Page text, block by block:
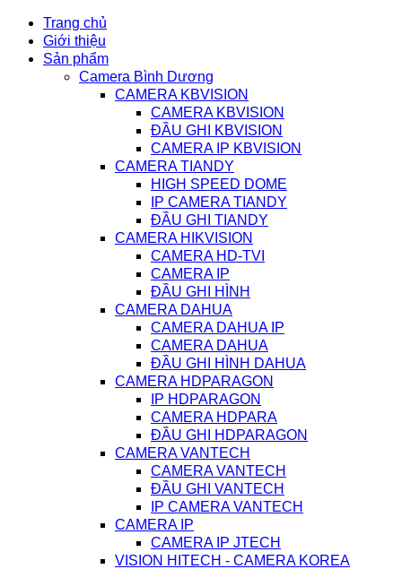
Trang chủ
Giới thiệu
Sản phẩm
Camera Bình Dương
CAMERA KBVISION
CAMERA KBVISION
ĐẦU GHI KBVISION
CAMERA IP KBVISION
CAMERA TIANDY
HIGH SPEED DOME
IP CAMERA TIANDY
ĐẦU GHI TIANDY
CAMERA HIKVISION
CAMERA HD-TVI
CAMERA IP
ĐẦU GHI HÌNH
CAMERA DAHUA
CAMERA DAHUA IP
CAMERA DAHUA
ĐẦU GHI HÌNH DAHUA
CAMERA HDPARAGON
IP HDPARAGON
CAMERA HDPARA
ĐẦU GHI HDPARAGON
CAMERA VANTECH
CAMERA VANTECH
ĐẦU GHI VANTECH
IP CAMERA VANTECH
CAMERA IP
CAMERA IP JTECH
VISION HITECH - CAMERA KOREA